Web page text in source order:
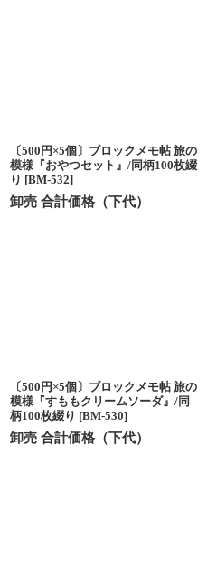
〔500円×5個〕ブロックメモ帖 旅の
模様『おやつセット』/同柄100枚綴
り [BM-532]
卸売 合計価格（下代）
〔500円×5個〕ブロックメモ帖 旅の
模様『すももクリームソーダ』/同
柄100枚綴り [BM-530]
卸売 合計価格（下代）